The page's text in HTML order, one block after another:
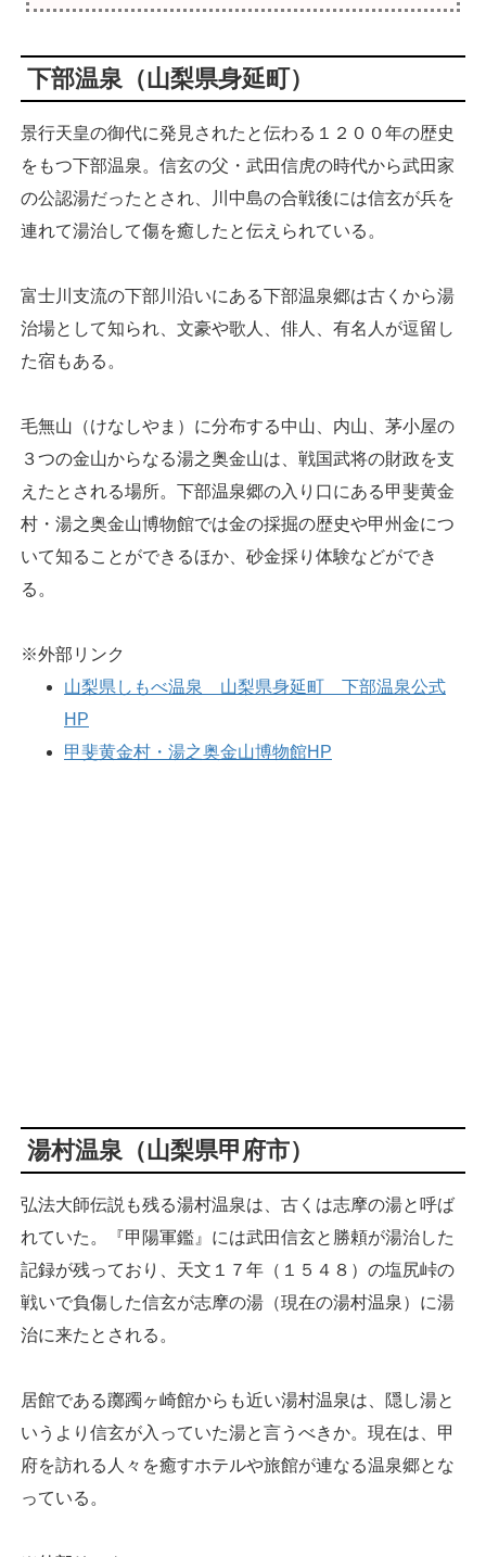
下部温泉（山梨県身延町）
景行天皇の御代に発見されたと伝わる１２００年の歴史
をもつ下部温泉。信玄の父・武田信虎の時代から武田家
の公認湯だったとされ、川中島の合戦後には信玄が兵を
連れて湯治して傷を癒したと伝えられている。
富士川支流の下部川沿いにある下部温泉郷は古くから湯
治場として知られ、文豪や歌人、俳人、有名人が逗留し
た宿もある。
毛無山（けなしやま）に分布する中山、内山、茅小屋の
３つの金山からなる湯之奥金山は、戦国武将の財政を支
えたとされる場所。下部温泉郷の入り口にある甲斐黄金
村・湯之奥金山博物館では金の採掘の歴史や甲州金につ
いて知ることができるほか、砂金採り体験などができ
る。
※外部リンク
山梨県しもべ温泉 山梨県身延町 下部温泉公式
HP
甲斐黄金村・湯之奥金山博物館HP
湯村温泉（山梨県甲府市）
弘法大師伝説も残る湯村温泉は、古くは志摩の湯と呼ば
れていた。『甲陽軍鑑』には武田信玄と勝頼が湯治した
記録が残っており、天文１７年（１５４８）の塩尻峠の
戦いで負傷した信玄が志摩の湯（現在の湯村温泉）に湯
治に来たとされる。
居館である躑躅ヶ崎館からも近い湯村温泉は、隠し湯と
いうより信玄が入っていた湯と言うべきか。現在は、甲
府を訪れる人々を癒すホテルや旅館が連なる温泉郷とな
っている。